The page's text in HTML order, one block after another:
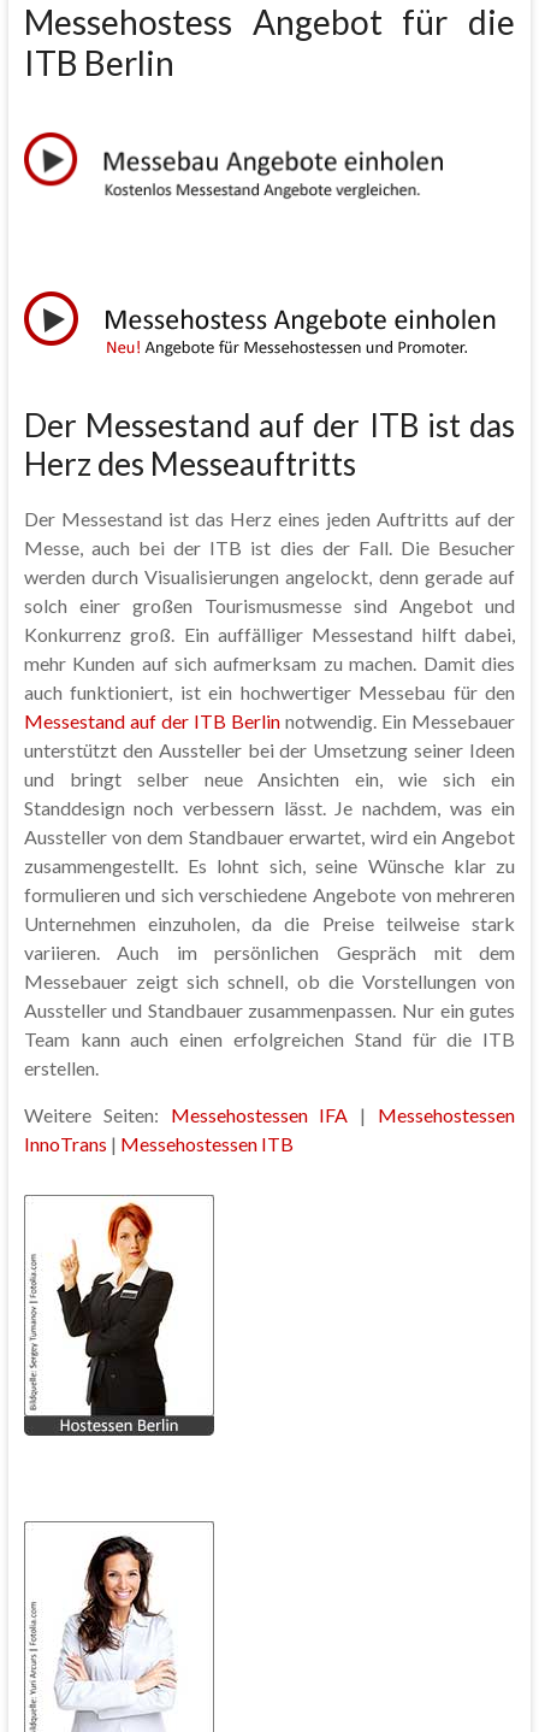
Messehostess Angebot für die
ITB Berlin
Der Messestand auf der ITB ist das
Herz des Messeauftritts
Der Messestand ist das Herz eines jeden Auftritts auf der
Messe, auch bei der ITB ist dies der Fall. Die Besucher
werden durch Visualisierungen angelockt, denn gerade auf
solch einer großen Tourismusmesse sind Angebot und
Konkurrenz groß. Ein auffälliger Messestand hilft dabei,
mehr Kunden auf sich aufmerksam zu machen. Damit dies
auch funktioniert, ist ein hochwertiger Messebau für den
Messestand auf der ITB Berlin notwendig. Ein Messebauer
unterstützt den Aussteller bei der Umsetzung seiner Ideen
und bringt selber neue Ansichten ein, wie sich ein
Standdesign noch verbessern lässt. Je nachdem, was ein
Aussteller von dem Standbauer erwartet, wird ein Angebot
zusammengestellt. Es lohnt sich, seine Wünsche klar zu
formulieren und sich verschiedene Angebote von mehreren
Unternehmen einzuholen, da die Preise teilweise stark
variieren. Auch im persönlichen Gespräch mit dem
Messebauer zeigt sich schnell, ob die Vorstellungen von
Aussteller und Standbauer zusammenpassen. Nur ein gutes
Team kann auch einen erfolgreichen Stand für die ITB
erstellen.
Weitere Seiten: Messehostessen IFA | Messehostessen
InnoTrans | Messehostessen ITB